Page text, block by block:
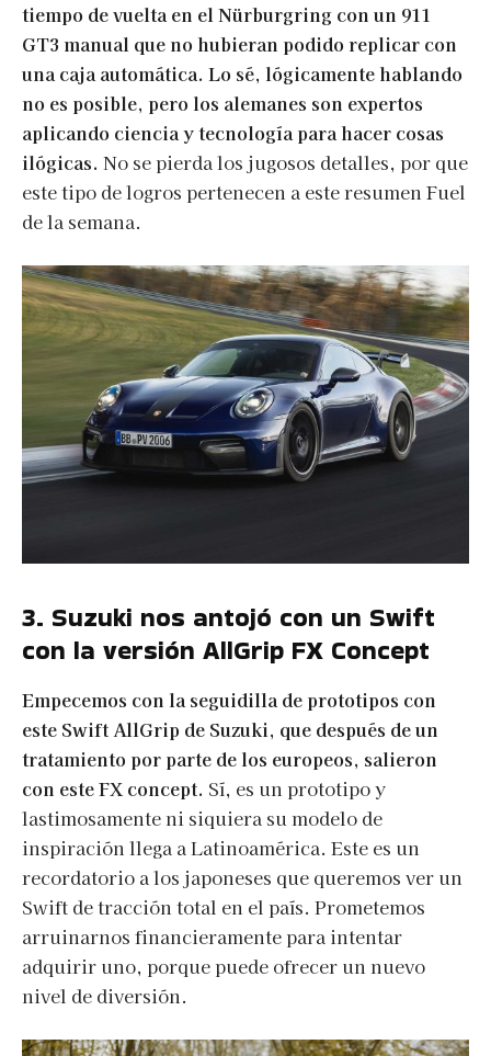
tiempo de vuelta en el Nürburgring con un 911
GT3 manual que no hubieran podido replicar con
una caja automática. Lo sé, lógicamente hablando
no es posible, pero los alemanes son expertos
aplicando ciencia y tecnología para hacer cosas
ilógicas. No se pierda los jugosos detalles, por que
este tipo de logros pertenecen a este resumen Fuel
de la semana.
3. Suzuki nos antojó con un Swift
con la versión AllGrip FX Concept
Empecemos con la seguidilla de prototipos con
este Swift AllGrip de Suzuki, que después de un
tratamiento por parte de los europeos, salieron
con este FX concept. Sí, es un prototipo y
lastimosamente ni siquiera su modelo de
inspiración llega a Latinoamérica. Este es un
recordatorio a los japoneses que queremos ver un
Swift de tracción total en el país. Prometemos
arruinarnos financieramente para intentar
adquirir uno, porque puede ofrecer un nuevo
nivel de diversión.